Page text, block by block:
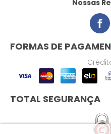
Nossas
FORMAS DE
TOTAL SEGURANÇA